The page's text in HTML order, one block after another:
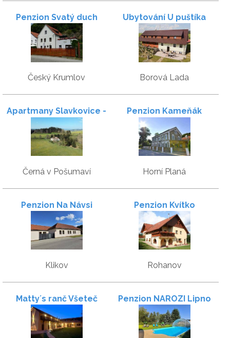
Penzion Svatý duch
Český Krumlov
Ubytování U puštíka
Borová Lada
Apartmany Slavkovice -
Lipno
Černá v Pošumaví
Penzion Kameňák
Horní Planá
Penzion Na Návsi
Klikov
Penzion Kvítko
Rohanov
Matty´s ranč Všeteč Penzion NAROZI Lipno